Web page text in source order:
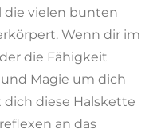
die vielen bunten
Wenn dir im
die Fähigkeit
Magie um dich
diese Halskette
an das